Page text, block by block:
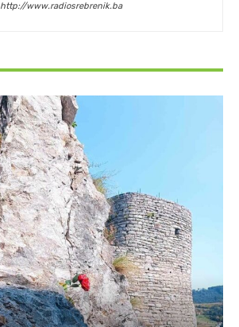
http://www.radiosrebrenik.ba